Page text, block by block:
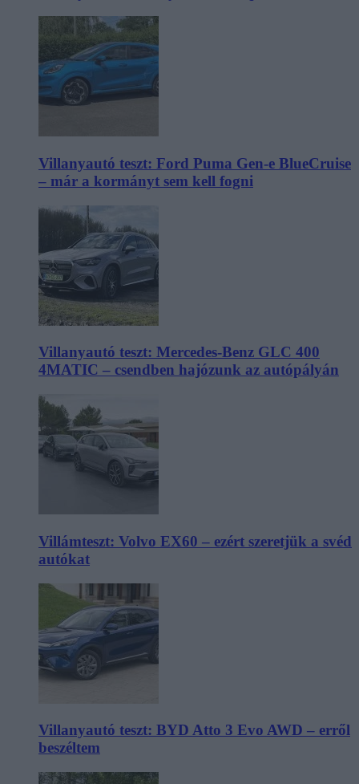
Villanyautó teszt: Ford Puma Gen-e BlueCruise
– már a kormányt sem kell fogni
Villanyautó teszt: Mercedes-Benz GLC 400
4MATIC – csendben hajózunk az autópályán
Villámteszt: Volvo EX60 – ezért szeretjük a svéd
autókat
Villanyautó teszt: BYD Atto 3 Evo AWD – erről
beszéltem